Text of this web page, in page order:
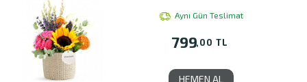
Aynı Gün Teslimat
799,00 TL
HEMEN AL